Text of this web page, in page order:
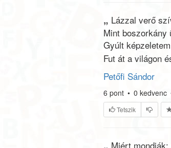
„ Lázzal verő
Mint boszorkány
Gyúlt
Fut át a világon
Petőfi Sándor
6 pont • 0 kedvenc
Tetszik
„ Miért